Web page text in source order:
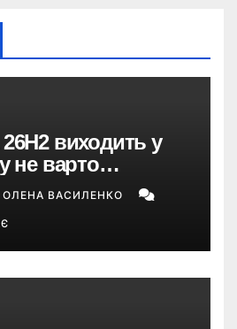
виходить у
не варто
оновлення
ОЛЕНА ВАСИЛЕНКО